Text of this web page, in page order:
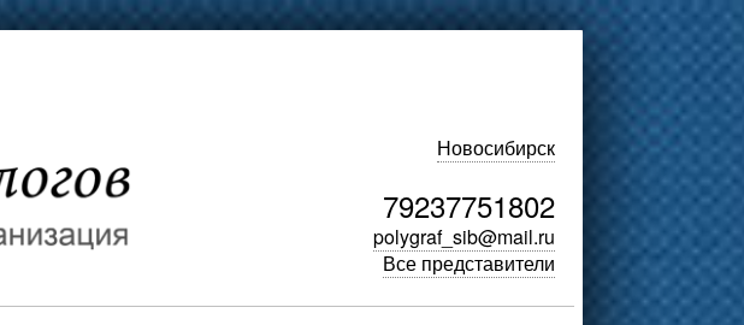
Новосибирск
79237751802
polygraf_sib@mail.ru
Все представители